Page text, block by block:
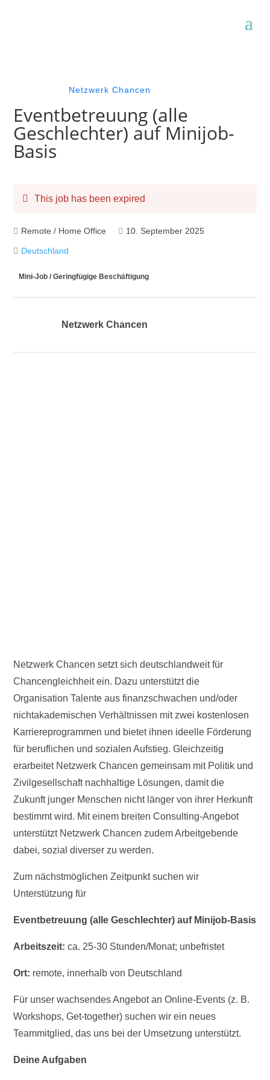
Netzwerk Chancen
Eventbetreuung (alle
Geschlechter) auf Minijob-
Basis
This job has been expired
Remote / Home Office 10. September 2025
Deutschland
Mini-Job / Geringfügige Beschäftigung
Netzwerk Chancen
Netzwerk Chancen setzt sich deutschlandweit für
Chancengleichheit ein. Dazu unterstützt die
Organisation Talente aus finanzschwachen und/oder
nichtakademischen Verhältnissen mit zwei kostenlosen
Karriereprogrammen und bietet ihnen ideelle Förderung
für beruflichen und sozialen Aufstieg. Gleichzeitig
erarbeitet Netzwerk Chancen gemeinsam mit Politik und
Zivilgesellschaft nachhaltige Lösungen, damit die
Zukunft junger Menschen nicht länger von ihrer Herkunft
bestimmt wird. Mit einem breiten Consulting-Angebot
unterstützt Netzwerk Chancen zudem Arbeitgebende
dabei, sozial diverser zu werden.
Zum nächstmöglichen Zeitpunkt suchen wir
Unterstützung für
Eventbetreuung (alle Geschlechter) auf Minijob-Basis
Arbeitszeit:ca. 25-30 Stunden/Monat; unbefristet
Ort: remote, innerhalb von Deutschland
Für unser wachsendes Angebot an Online-Events (z. B.
Workshops, Get-together) suchen wir ein neues
Teammitglied, das uns bei der Umsetzung unterstützt.
Deine Aufgaben